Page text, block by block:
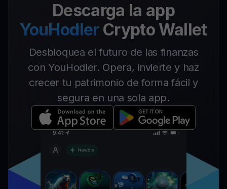
Descarga la app
YouHodler Crypto Wallet
Desbloquea el futuro de las finanzas
con YouHodler. Opera, invierte y haz
crecer tu patrimonio de forma fácil y
segura en una sola app.